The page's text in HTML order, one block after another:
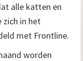
alle katten en
zich in het
met Frontline.
worden